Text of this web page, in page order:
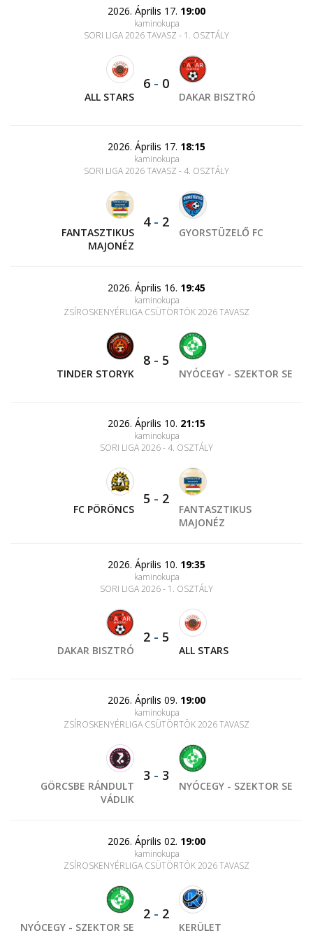
2026. Április 17. 19:00
kaminokupa
SORI LIGA 2026 TAVASZ - 1. OSZTÁLY
ALL STARS
6 - 0
DAKAR BISZTRÓ
2026. Április 17. 18:15
kaminokupa
SORI LIGA 2026 TAVASZ - 4. OSZTÁLY
FANTASZTIKUS
MAJONÉZ
4- 2
GYORSTÜZELŐ FC
2026. Április 16. 19:45
kaminokupa
ZSÍROSKENYÉRLIGA CSÜTÖRTÖK 2026 TAVASZ
TINDER STORYK
8 - 5
NYÓCEGY - SZEKTOR SE
2026. Április 10. 21:15
kaminokupa
SORI LIGA 2026 - 4. OSZTÁLY
FC PÖRÖNCS
5 - 2
FANTASZTIKUS
MAJONÉZ
2026. Április 10. 19:35
kaminokupa
SORI LIGA 2026 - 1. OSZTÁLY
DAKAR BISZTRÓ
2 - 5
ALL STARS
2026. Április 09. 19:00
kaminokupa
ZSÍROSKENYÉRLIGA CSÜTÖRTÖK 2026 TAVASZ
GÖRCSBE RÁNDULT
VÁDLIK
3 - 3
NYÓCEGY - SZEKTOR SE
2026. Április 02. 19:00
kaminokupa
ZSÍROSKENYÉRLIGA CSÜTÖRTÖK 2026 TAVASZ
NYÓCEGY - SZEKTOR SE
2 - 2
KERÜLET